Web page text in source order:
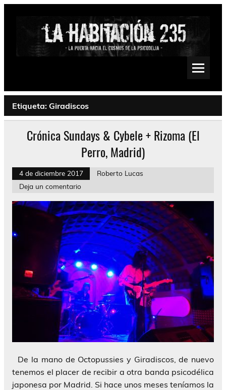
Saltar
Psychedelic, Stoner, Doom, Sludge, Fuzz, Space, Drone
Etiqueta: Giradiscos
Crónica Sundays & Cybele + Rizoma (El
Perro, Madrid)
4 de diciembre 2017
Roberto Lucas
Deja un comentario
De la mano de Octopussies y Giradiscos, de nuevo
tenemos el placer de recibir a otra banda psicodélica
japonesa por Madrid. Si hace unos meses teníamos la